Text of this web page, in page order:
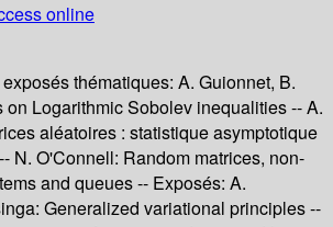
online
thématiques: A. Guionnet, B.
Logarithmic Sobolev inequalities -- A.
aléatoires : statistique asymptotique
N. O'Connell: Random matrices, non-
and queues -- Exposés: A.
Generalized variational principles --